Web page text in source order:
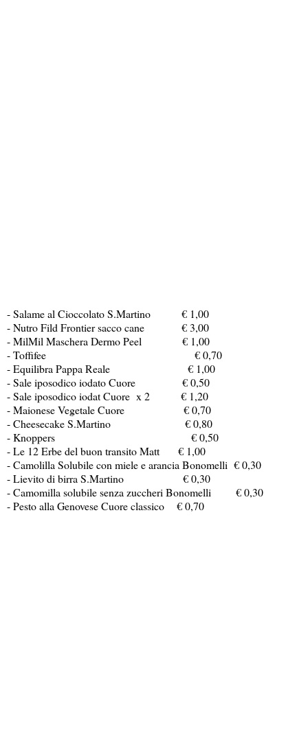
- Salame al Cioccolato S.Martino € 1,00
- Nutro Fild Frontier sacco cane € 3,00
- MilMil Maschera Dermo Peel € 1,00
- Toffifee € 0,70
- Equilibra Pappa Reale € 1,00
- Sale iposodico iodato Cuore € 0,50
- Sale iposodico iodat Cuore x 2 € 1,20
- Maionese Vegetale Cuore € 0,70
- Cheesecake S.Martino € 0,80
- Knoppers € 0,50
- Le 12 Erbe del buon transito Matt € 1,00
- Camolilla Solubile con miele e arancia Bonomelli € 0,30
- Lievito di birra S.Martino € 0,30
- Camomilla solubile senza zuccheri Bonomelli € 0,30
- Pesto alla Genovese Cuore classico € 0,70